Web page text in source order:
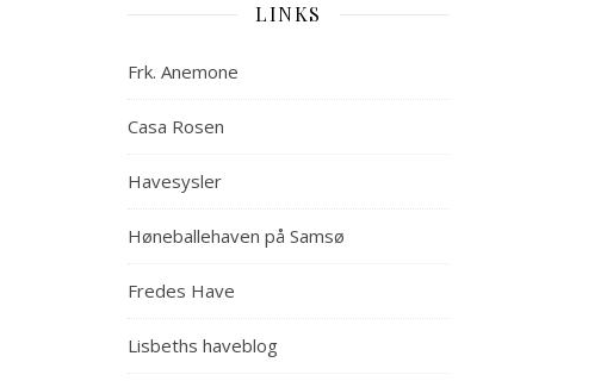
LINKS
Frk. Anemone
Casa Rosen
Havesysler
Høneballehaven på Samsø
Fredes Have
Lisbeths haveblog